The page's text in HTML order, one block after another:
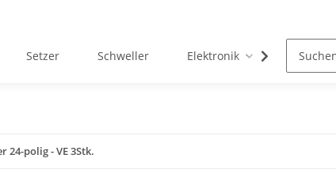
Setzer Schweller Elektronik Service
24-polig - VE 3Stk.